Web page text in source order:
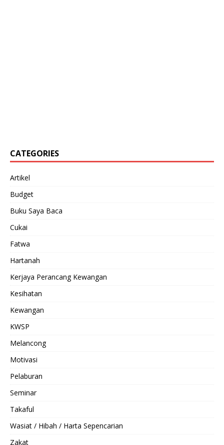
CATEGORIES
Artikel
Budget
Buku Saya Baca
Cukai
Fatwa
Hartanah
Kerjaya Perancang Kewangan
Kesihatan
Kewangan
KWSP
Melancong
Motivasi
Pelaburan
Seminar
Takaful
Wasiat / Hibah / Harta Sepencarian
Zakat